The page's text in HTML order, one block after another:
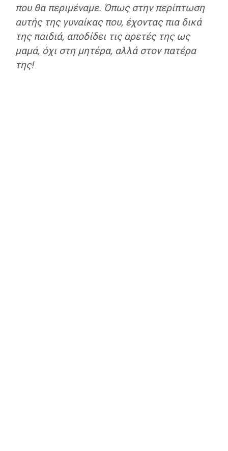
που θα περιμέναμε. Όπως στην περίπτωση
αυτής της γυναίκας που, έχοντας πια δικά
της παιδιά, αποδίδει τις αρετές της ως
μαμά, όχι στη μητέρα, αλλά στον πατέρα
της!